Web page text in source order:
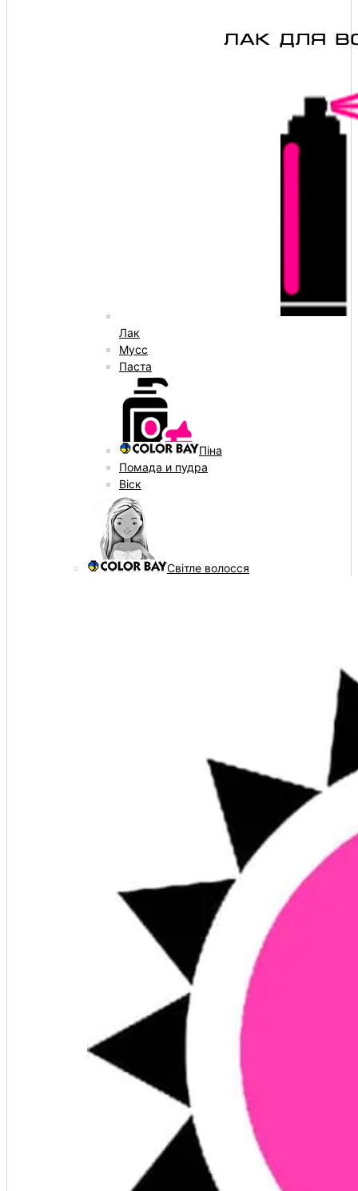
Лак
Мусс
Паста
Піна
Помада и пудра
Віск
Світле волосся